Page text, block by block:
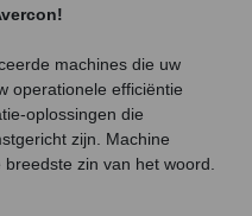
machines die uw
operationele efficiëntie
oplossingen die
zijn. Machine
zin van het woord.